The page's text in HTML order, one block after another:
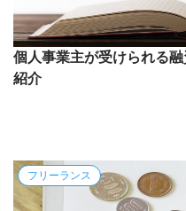
個人事業主が受けられる
紹介
フリーランス